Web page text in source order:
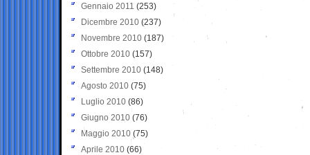
Gennaio 2011 (253)
Dicembre 2010 (237)
Novembre 2010 (187)
Ottobre 2010 (157)
Settembre 2010 (148)
Agosto 2010 (75)
Luglio 2010 (86)
Giugno 2010 (76)
Maggio 2010 (75)
Aprile 2010 (66)